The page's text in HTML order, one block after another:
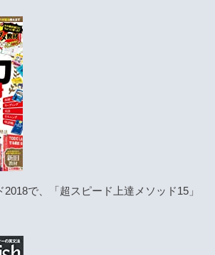
で、「超スピード上達メソッド15」